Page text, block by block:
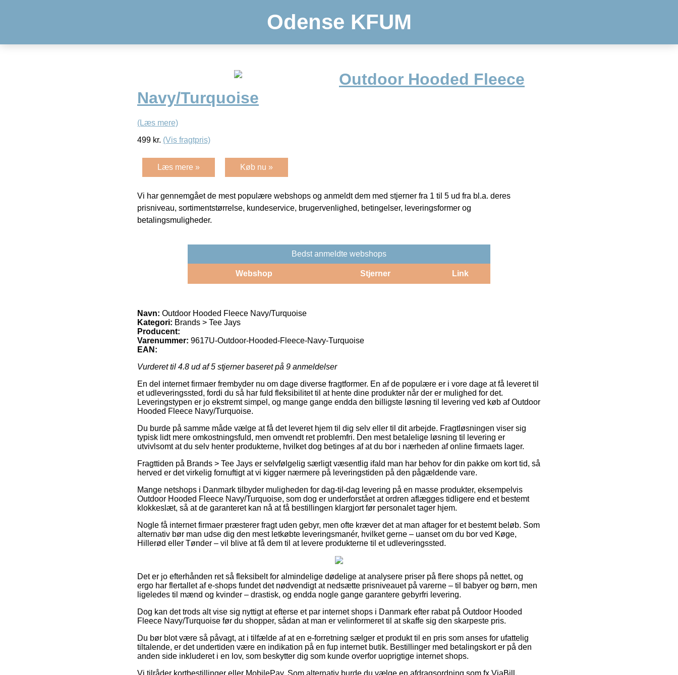
Odense KFUM
Outdoor Hooded Fleece
Navy/Turquoise
(Læs mere)
499 kr. (Vis fragtpris)
Læs mere » Køb nu »
Vi har gennemgået de mest populære webshops og anmeldt dem med stjerner fra 1 til 5 ud fra bl.a. deres
prisniveau, sortimentstørrelse, kundeservice, brugervenlighed, betingelser, leveringsformer og
betalingsmuligheder.
Bedst anmeldte webshops
Webshop Stjerner Link
Navn: Outdoor Hooded Fleece Navy/Turquoise
Kategori: Brands > Tee Jays
Producent:
Varenummer: 9617U-Outdoor-Hooded-Fleece-Navy-Turquoise
EAN:
Vurderet til 4.8 ud af 5 stjerner baseret på 9 anmeldelser
En del internet firmaer frembyder nu om dage diverse fragtformer. En af de populære er i vore dage at få leveret til
et udleveringssted, fordi du så har fuld fleksibilitet til at hente dine produkter når der er mulighed for det.
Leveringstypen er jo ekstremt simpel, og mange gange endda den billigste løsning til levering ved køb af Outdoor
Hooded Fleece Navy/Turquoise.
Du burde på samme måde vælge at få det leveret hjem til dig selv eller til dit arbejde. Fragtløsningen viser sig
typisk lidt mere omkostningsfuld, men omvendt ret problemfri. Den mest betalelige løsning til levering er
utvivlsomt at du selv henter produkterne, hvilket dog betinges af at du bor i nærheden af online firmaets lager.
Fragttiden på Brands > Tee Jays er selvfølgelig særligt væsentlig ifald man har behov for din pakke om kort tid, så
herved er det virkelig fornuftigt at vi kigger nærmere på leveringstiden på den pågældende vare.
Mange netshops i Danmark tilbyder muligheden for dag-til-dag levering på en masse produkter, eksempelvis
Outdoor Hooded Fleece Navy/Turquoise, som dog er underforstået at ordren aflægges tidligere end et bestemt
klokkeslæt, så at de garanteret kan nå at få bestillingen klargjort før personalet tager hjem.
Nogle få internet firmaer præsterer fragt uden gebyr, men ofte kræver det at man aftager for et bestemt beløb. Som
alternativ bør man udse dig den mest letkøbte leveringsmanér, hvilket gerne – uanset om du bor ved Køge,
Hillerød eller Tønder – vil blive at få dem til at levere produkterne til et udleveringssted.
Det er jo efterhånden ret så fleksibelt for almindelige dødelige at analysere priser på flere shops på nettet, og
ergo har flertallet af e-shops fundet det nødvendigt at nedsætte prisniveauet på varerne – til babyer og børn, men
ligeledes til mænd og kvinder – drastisk, og endda nogle gange garantere gebyrfri levering.
Dog kan det trods alt vise sig nyttigt at efterse et par internet shops i Danmark efter rabat på Outdoor Hooded
Fleece Navy/Turquoise før du shopper, sådan at man er velinformeret til at skaffe sig den skarpeste pris.
Du bør blot være så påvagt, at i tilfælde af at en e-forretning sælger et produkt til en pris som anses for ufattelig
tiltalende, er det undertiden være en indikation på en fup internet butik. Bestillinger med betalingskort er på den
anden side inkluderet i en lov, som beskytter dig som kunde overfor uoprigtige internet shops.
Vi tilråder kortbestillinger eller MobilePay. Som alternativ burde du vælge en afdragsordning som fx ViaBill,